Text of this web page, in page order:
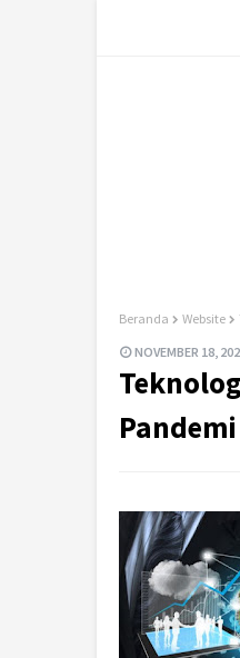
Beranda Website
NOVEMBER 18,
Pandemi